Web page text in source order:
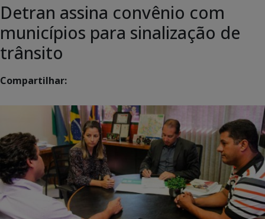
Detran assina convênio com
municípios para sinalização de
trânsito
Compartilhar: